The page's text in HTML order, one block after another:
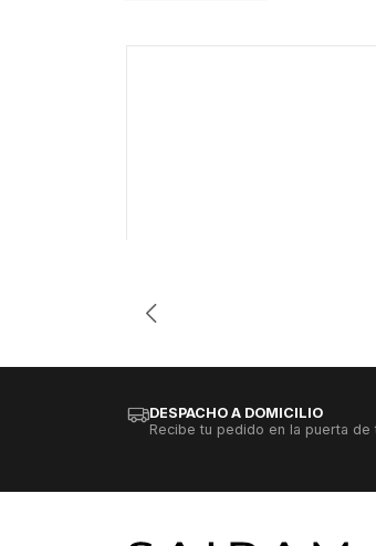
DESPACHO A DOMICILIO
Recibe tu pedido en la puerta de